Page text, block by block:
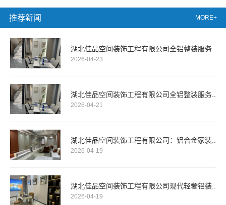
推荐新闻 MORE+
湖北佳品空间装饰工程有限公司全铝整装服务..
2026-04-23
湖北佳品空间装饰工程有限公司全铝整装服务..
2026-04-21
湖北佳品空间装饰工程有限公司：铝合金家装..
2026-04-19
湖北佳品空间装饰工程有限公司现代轻奢铝装..
2026-04-19